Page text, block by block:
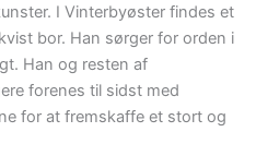
I Vinterbyøster findes et
bor. Han sørger for orden i
Han og resten af
forenes til sidst med
for at fremskaffe et stort og